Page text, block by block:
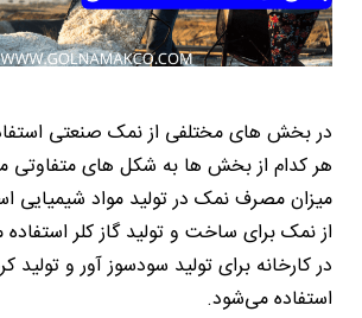
در بخش های مختلفی از نمک صنعتی
هر کدام از بخش ها به شکل های متفاوتی
میزان مصرف نمک در تولید مواد شیمیایی
از نمک برای ساخت و تولید گاز کلر
در کارخانه برای تولید سودسوز آور و تولید
استفاده می‌شود.